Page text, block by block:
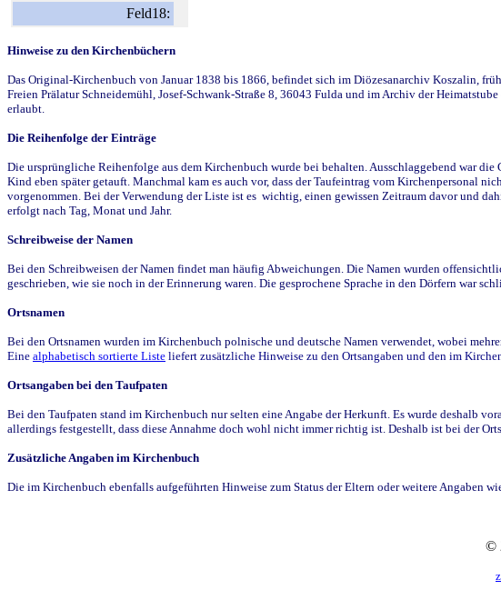
Feld18:
Hinweise zu den Kirchenbüchern
Das Original-Kirchenbuch von Januar 1838 bis 1866, befindet sich im Diözesanarchiv Koszalin,
Freien Prälatur Schneidemühl, Josef-Schwank-Straße 8, 36043 Fulda und im Archiv der
erlaubt.
Die Reihenfolge der Einträge
Die ursprüngliche Reihenfolge aus dem Kirchenbuch wurde bei behalten. Ausschlaggebend war
Kind eben später getauft. Manchmal kam es auch vor, dass der Taufeintrag vom Kirchenpersonal
vorgenommen. Bei der Verwendung der Liste ist es wichtig, einen gewissen Zeitraum davor und
erfolgt nach Tag, Monat und Jahr.
Schreibweise der Namen
Bei den Schreibweisen der Namen findet man häufig Abweichungen. Die Namen wurden
geschrieben, wie sie noch in der Erinnerung waren. Die gesprochene Sprache in den Dörfern war
Ortsnamen
Bei den Ortsnamen wurden im Kirchenbuch polnische und deutsche Namen verwendet, wobei
Eine alphabetisch sortierte Liste liefert zusätzliche Hinweise zu den Ortsangaben und den im
Ortsangaben bei den Taufpaten
Bei den Taufpaten stand im Kirchenbuch nur selten eine Angabe der Herkunft. Es wurde deshalb
allerdings festgestellt, dass diese Annahme doch wohl nicht immer richtig ist. Deshalb ist bei der
Zusätzliche Angaben im Kirchenbuch
Die im Kirchenbuch ebenfalls aufgeführten Hinweise zum Status der Eltern oder weitere Angaben
©